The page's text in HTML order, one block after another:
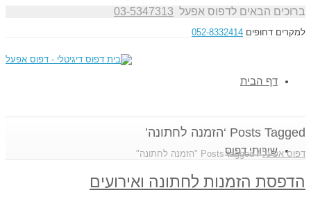
ברוכים הבאים לדפוס אפעל 03-5347313
למקרים דחופים 052-8332414
דף הבית
שירותי דפוס
Posts Tagged ‘הזמנה לחתונה’
דפוס אפעל/Posts tagged "הזמנה לחתונה"
הדפסת הזמנות לחתונה ואירועים